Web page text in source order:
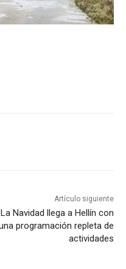
Artículo siguiente
La Navidad llega a Hellín con
programación repleta de
actividades